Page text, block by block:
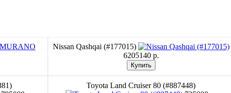
Nissan Qashqai (#177015)
6205140 p.
Toyota Land Cruiser 80 (#887448)